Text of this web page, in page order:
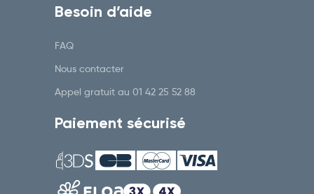
Besoin d’aide
FAQ
Nous contacter
Appel gratuit au 01 42 25 52 88
Paiement sécurisé